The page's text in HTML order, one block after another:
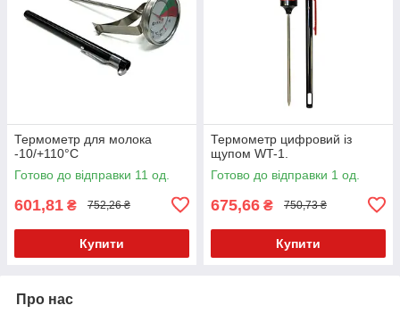
Термометр для молока
-10/+110°C
Готово до відправки 11 од.
601,81 ₴ 752,26 ₴
Купити
Термометр цифровий із
щупом WT-1.
Готово до відправки 1 од.
675,66 ₴ 750,73 ₴
Купити
Про нас